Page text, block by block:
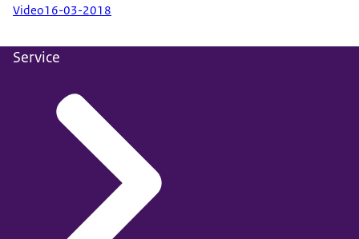
Video16-03-2018
Service